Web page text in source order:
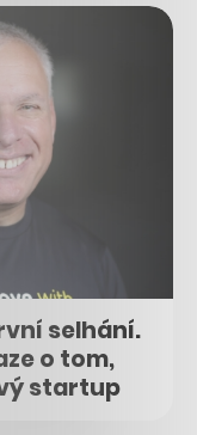
selhání.
o tom,
startup